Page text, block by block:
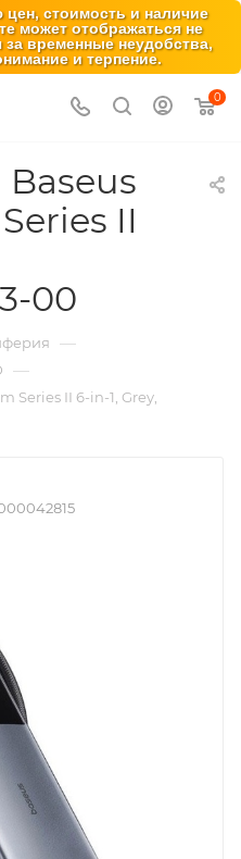
цен, стоимость и наличие
может отображаться не
временные неудобства,
и терпение.
0
II
00
—
—
Series II 6-in-1, Grey,